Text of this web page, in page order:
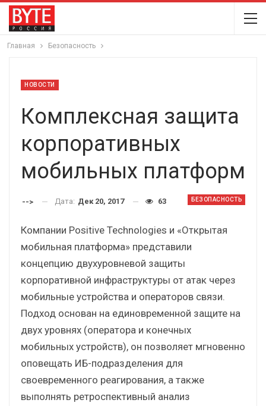
Главная Безопасность
НОВОСТИ
Комплексная защита
корпоративных
мобильных платформ
БЕЗОПАСНОСТЬ
--> Дата: Дек 20, 2017 63
Компании Positive Technologies и «Открытая
мобильная платформа» представили
концепцию двухуровневой защиты
корпоративной инфраструктуры от атак через
мобильные устройства и операторов связи.
Подход основан на единовременной защите на
двух уровнях (оператора и конечных
мобильных устройств), он позволяет мгновенно
оповещать ИБ-подразделения для
своевременного реагирования, а также
выполнять ретроспективный анализ